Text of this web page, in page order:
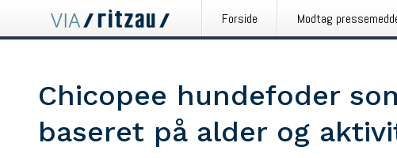
Forside Modtag
Chicopee hundefoder
baseret på alder og